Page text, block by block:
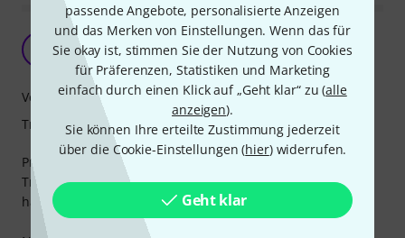
passende Angebote, personalisierte Anzeigen
und das Merken von Einstellungen. Wenn das für
Sie okay ist, stimmen Sie der Nutzung von Cookies
für Präferenzen, Statistiken und Marketing
einfach durch einen Klick auf „Geht klar“ zu (alle
anzeigen).
Sie können Ihre erteilte Zustimmung jederzeit
über die Cookie-Einstellungen (hier) widerrufen.
Geht klar
Angenehmer Strap.
Amorhunter 07.11.2013
Preiswert, solide verarbeitet und angenehme
Trageeigenschaften. Breit genug und ordentlich gepolstert
hält er meinen Bass dort wo er hingehört.
Verarbeitung
Tragekomfort